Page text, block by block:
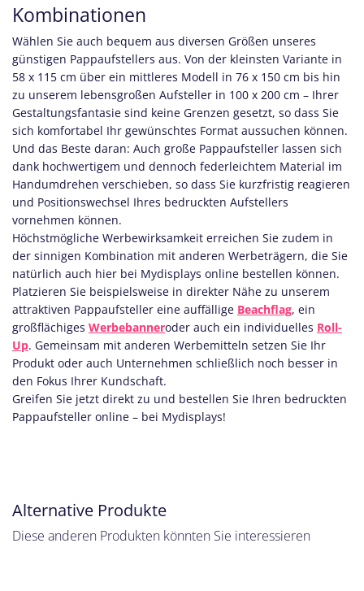
Kombinationen
Wählen Sie auch bequem aus diversen Größen unseres
günstigen Pappaufstellers aus. Von der kleinsten Variante in
58 x 115 cm über ein mittleres Modell in 76 x 150 cm bis hin
zu unserem lebensgroßen Aufsteller in 100 x 200 cm – Ihrer
Gestaltungsfantasie sind keine Grenzen gesetzt, so dass Sie
sich komfortabel Ihr gewünschtes Format aussuchen können.
Und das Beste daran: Auch große Pappaufsteller lassen sich
dank hochwertigem und dennoch federleichtem Material im
Handumdrehen verschieben, so dass Sie kurzfristig reagieren
und Positionswechsel Ihres bedruckten Aufstellers
vornehmen können.
Höchstmögliche Werbewirksamkeit erreichen Sie zudem in
der sinnigen Kombination mit anderen Werbeträgern, die Sie
natürlich auch hier bei Mydisplays online bestellen können.
Platzieren Sie beispielsweise in direkter Nähe zu unserem
attraktiven Pappaufsteller eine auffällige Beachflag, ein
großflächiges Werbebanneroder auch ein individuelles Roll-
Up. Gemeinsam mit anderen Werbemitteln setzen Sie Ihr
Produkt oder auch Unternehmen schließlich noch besser in
den Fokus Ihrer Kundschaft.
Greifen Sie jetzt direkt zu und bestellen Sie Ihren bedruckten
Pappaufsteller online – bei Mydisplays!
Alternative Produkte
Diese anderen Produkten könnten Sie interessieren